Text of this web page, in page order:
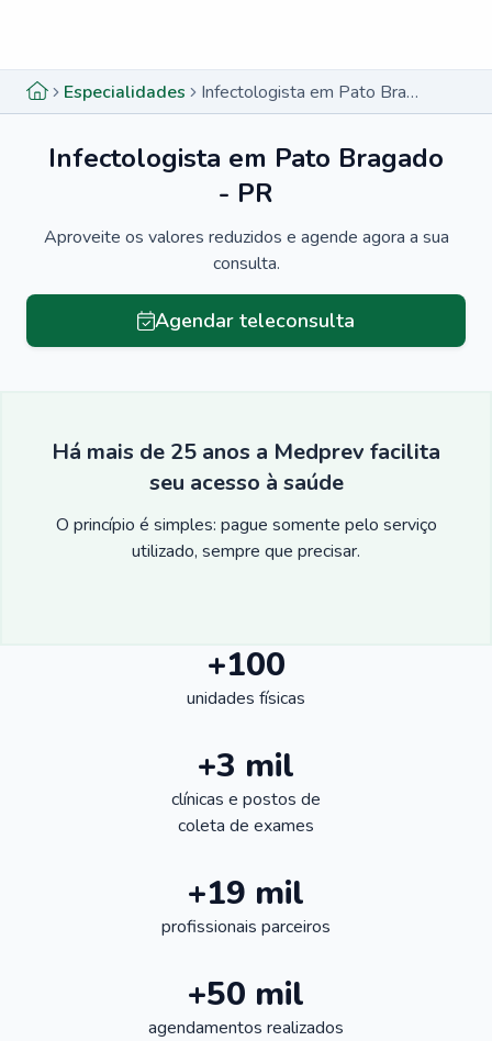
Especialidades Infectologista em Pato Bragado - PR
Infectologista em Pato Bragado
- PR
Aproveite os valores reduzidos e agende agora a sua
consulta.
Agendar teleconsulta
Há mais de 25 anos a Medprev facilita
seu acesso à saúde
O princípio é simples: pague somente pelo serviço
utilizado, sempre que precisar.
+100
unidades físicas
+3 mil
clínicas e postos de
coleta de exames
+19 mil
profissionais parceiros
+50 mil
agendamentos realizados